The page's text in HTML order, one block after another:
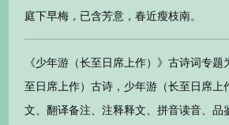
庭下早梅，已含芳意，春近瘦枝南。
《少年游（长至日席上作）》古诗词专
至日席上作）古诗，少年游（长至日席上
文、翻译备注、注释释文、拼音读音、品